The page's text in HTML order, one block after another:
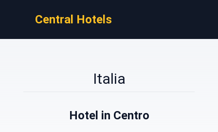
Central Hotels
Italia
Hotel in Centro